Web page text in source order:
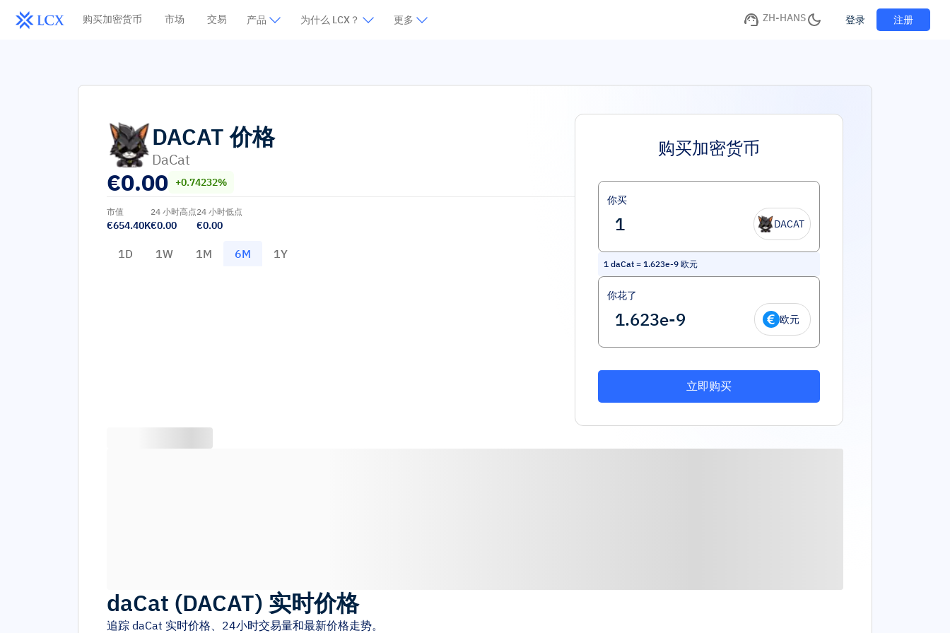
购买加密货币 市场 交易 产品 为什么 LCX？ 更多 ZH-HANS 登录 注册
DACAT 价格
DaCat
€0.00 +0.74232%
市值
€654.40K
24 小时高点
€0.00
24 小时低点
€0.00
1D 1W 1M 6M 1Y
购买加密货币
你买
DACAT
1 daCat = 1.623e-9 欧元
你花了
欧元
立即购买
daCat (DACAT) 实时价格
追踪 daCat 实时价格、24小时交易量和最新价格走势。